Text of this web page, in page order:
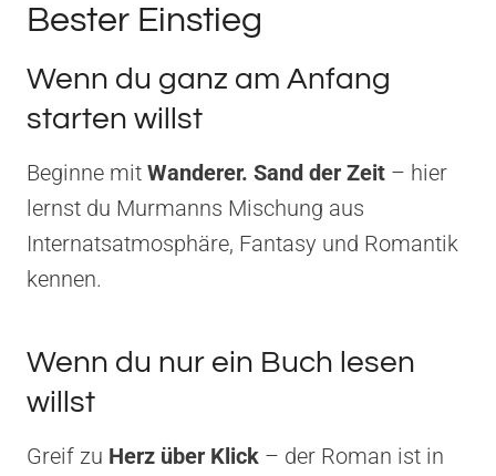
Bester Einstieg
Wenn du ganz am Anfang
starten willst
Beginne mit Wanderer. Sand der Zeit – hier
lernst du Murmanns Mischung aus
Internatsatmosphäre, Fantasy und Romantik
kennen.
Wenn du nur ein Buch lesen
willst
Greif zu Herz über Klick – der Roman ist in